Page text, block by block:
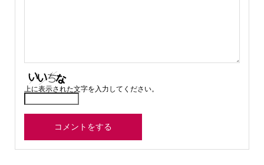
上に表示された文字を入力してください。